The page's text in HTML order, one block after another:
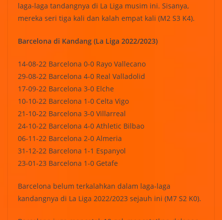
laga-laga tandangnya di La Liga musim ini. Sisanya,
mereka seri tiga kali dan kalah empat kali (M2 S3 K4).
Barcelona di Kandang (La Liga 2022/2023)
14-08-22 Barcelona 0-0 Rayo Vallecano
29-08-22 Barcelona 4-0 Real Valladolid
17-09-22 Barcelona 3-0 Elche
10-10-22 Barcelona 1-0 Celta Vigo
21-10-22 Barcelona 3-0 Villarreal
24-10-22 Barcelona 4-0 Athletic Bilbao
06-11-22 Barcelona 2-0 Almeria
31-12-22 Barcelona 1-1 Espanyol
23-01-23 Barcelona 1-0 Getafe
Barcelona belum terkalahkan dalam laga-laga
kandangnya di La Liga 2022/2023 sejauh ini (M7 S2 K0).